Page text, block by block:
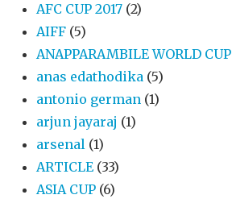
AFC CUP 2017 (2)
AIFF (5)
ANAPPARAMBILE WORLD CUP
anas edathodika (5)
antonio german (1)
arjun jayaraj (1)
arsenal (1)
ARTICLE (33)
ASIA CUP (6)